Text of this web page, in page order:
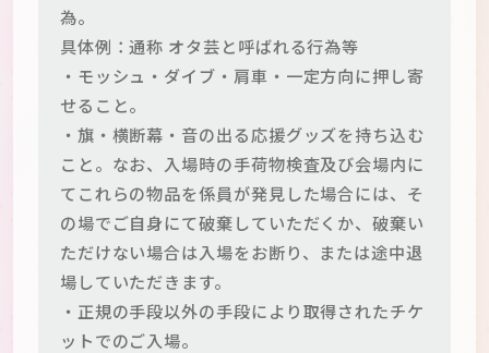
為。
具体例：通称 オタ芸と呼ばれる行為等
・モッシュ・ダイブ・肩車・一定方向に押し寄
せること。
・旗・横断幕・音の出る応援グッズを持ち込む
こと。なお、入場時の手荷物検査及び会場内に
てこれらの物品を係員が発見した場合には、そ
の場でご自身にて破棄していただくか、破棄い
ただけない場合は入場をお断り、または途中退
場していただきます。
・正規の手段以外の手段により取得されたチケ
ットでのご入場。